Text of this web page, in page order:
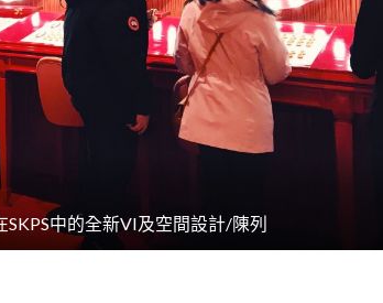
SKPS中的全新VI及空間設計/陳列